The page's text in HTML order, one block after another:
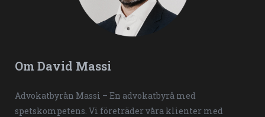
Om David Massi
Advokatbyrån Massi – En advokatbyrå med
spetskompetens. Vi företräder våra klienter med